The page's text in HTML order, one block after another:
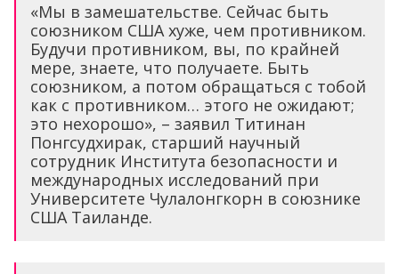
«Мы в замешательстве. Сейчас быть
союзником США хуже, чем противником.
Будучи противником, вы, по крайней
мере, знаете, что получаете. Быть ​​
союзником, а потом обращаться с тобой
как с противником… этого не ожидают;
это нехорошо», – заявил Титинан
Понгсудхирак, старший научный
сотрудник Института безопасности и
международных исследований при
Университете Чулалонгкорн в союзнике
США Таиланде.